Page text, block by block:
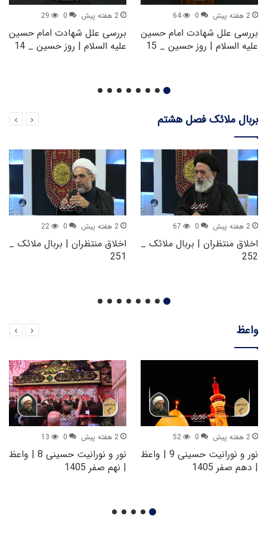
2 هفته پیش 0
64
بررسی علل شهادت امام حسین
علیه السلام | روز حسین _ 15
2 هفته پیش 0
29
بررسی علل شهادت امام حسین
علیه السلام | روز حسین _ 14
بربال ملائک فصل هشتم
2 هفته پیش 0
67
اخلاق منتظران | بربال ملائک _
252
2 هفته پیش 0
22
اخلاق منتظران | بربال ملائک _
251
واعظ
2 هفته پیش 0
52
نور و نورانیت حسینی 9 | واعظ
| دهم صفر 1405
2 هفته پیش 0
13
نور و نورانیت حسینی 8 | واعظ
| نهم صفر 1405